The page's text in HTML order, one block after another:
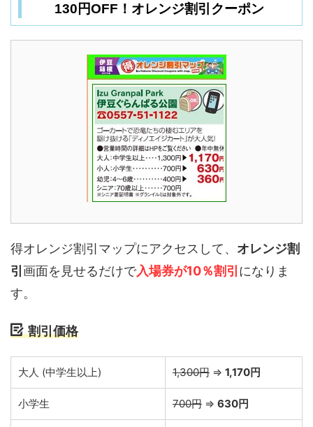
130円OFF！オレンジ割引クーポン
得オレンジ割引マップにアクセスして、 オレンジ割
引画面を見せるだけで入場券が10％割引になりま
す。
割引価格
大人 (中学生以上) 1,300円 ⇒ 1,170円
小学生 700円 ⇒ 630円